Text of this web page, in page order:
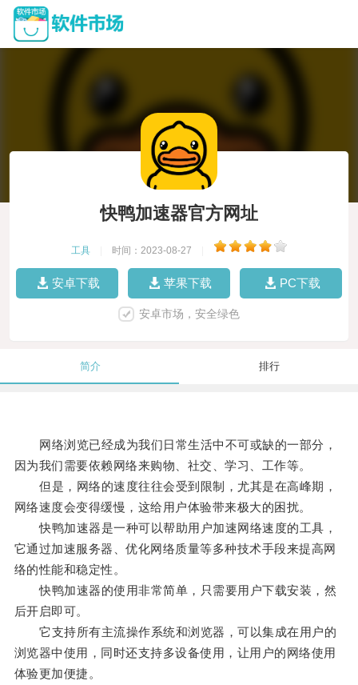
快鸭加速器官方网址
工具 时间：2023-08-27
安卓下载 苹果下载 PC下载
安卓市场，安全绿色
简介 排行
网络浏览已经成为我们日常生活中不可或缺的一部分，
因为我们需要依赖网络来购物、社交、学习、工作等。
但是，网络的速度往往会受到限制，尤其是在高峰期，
网络速度会变得缓慢，这给用户体验带来极大的困扰。
快鸭加速器是一种可以帮助用户加速网络速度的工具，
它通过加速服务器、优化网络质量等多种技术手段来提高网
络的性能和稳定性。
快鸭加速器的使用非常简单，只需要用户下载安装，然
后开启即可。
它支持所有主流操作系统和浏览器，可以集成在用户的
浏览器中使用，同时还支持多设备使用，让用户的网络使用
体验更加便捷。